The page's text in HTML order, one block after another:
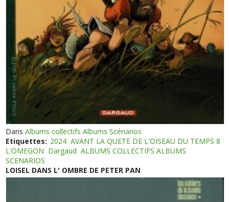
DansAlbums collectifs Albums Scénarios
Etiquettes: 2024 AVANT LA QUETE DE L'OISEAU DU TEMPS 8
L'OMEGON Dargaud ALBUMS COLLECTIFS ALBUMS
SCENARIOS
LOISEL DANS L' OMBRE DE PETER PAN